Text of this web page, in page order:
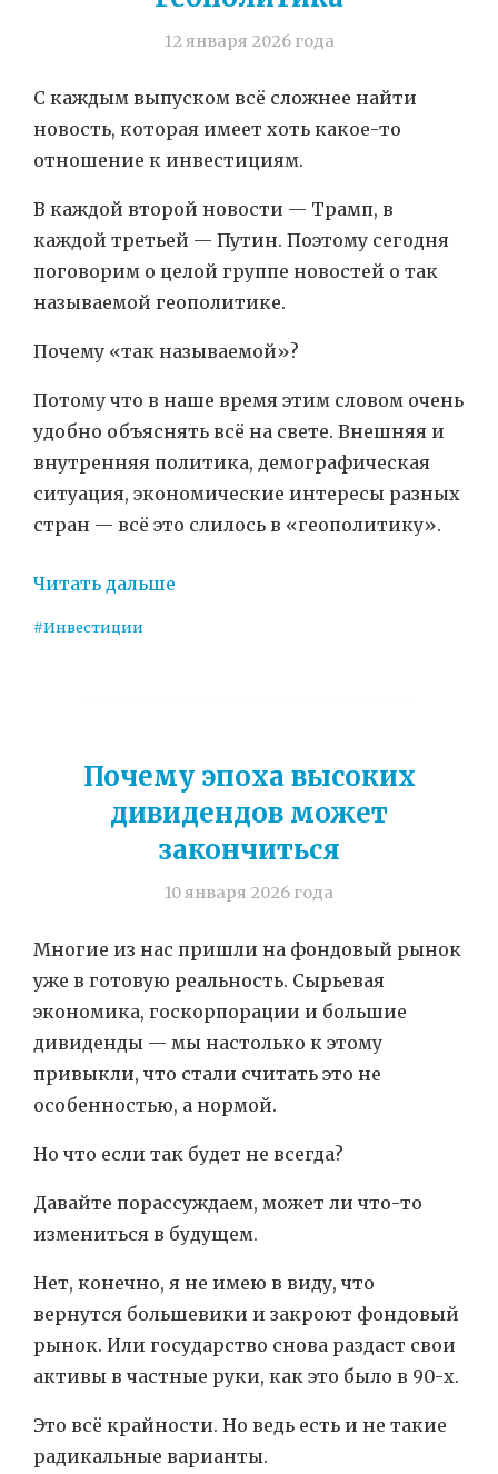
12 января 2026 года
С каждым выпуском всё сложнее найти
новость, которая имеет хоть какое-то
отношение к инвестициям.
В каждой второй новости — Трамп, в
каждой третьей — Путин. Поэтому сегодня
поговорим о целой группе новостей о так
называемой геополитике.
Почему «так называемой»?
Потому что в наше время этим словом очень
удобно объяснять всё на свете. Внешняя и
внутренняя политика, демографическая
ситуация, экономические интересы разных
стран — всё это слилось в «геополитику».
Читать дальше
#Инвестиции
Почему эпоха высоких
дивидендов может
закончиться
10 января 2026 года
Многие из нас пришли на фондовый рынок
уже в готовую реальность. Сырьевая
экономика, госкорпорации и большие
дивиденды — мы настолько к этому
привыкли, что стали считать это не
особенностью, а нормой.
Но что если так будет не всегда?
Давайте порассуждаем, может ли что-то
измениться в будущем.
Нет, конечно, я не имею в виду, что
вернутся большевики и закроют фондовый
рынок. Или государство снова раздаст свои
активы в частные руки, как это было в 90-х.
Это всё крайности. Но ведь есть и не такие
радикальные варианты.